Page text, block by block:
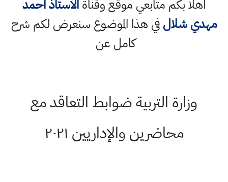
اهلا بكم متابعي موقع وقناةالاستاذ احمد
مهدي شلالفي هذا الموضوع سنعرض لكم شرح
كامل عن
وزارة التربية ضوابط التعاقد مع
محاضرين والإداريين ٢٠٢١